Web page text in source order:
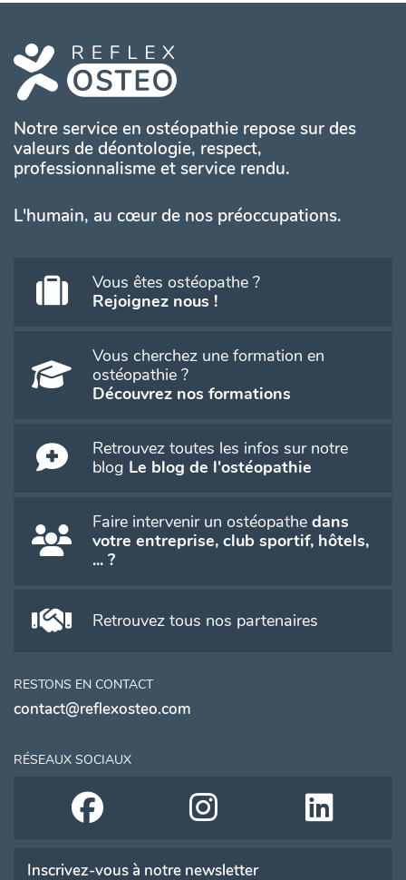
Notre service en ostéopathie repose sur des
valeurs de déontologie, respect,
professionnalisme et service rendu.
L'humain, au cœur de nos préoccupations.
Vous êtes ostéopathe ?
Rejoignez nous !
Vous cherchez une formation en
ostéopathie ?
Découvrez nos formations
Retrouvez toutes les infos sur notre
blog Le blog de l'ostéopathie
Faire intervenir un ostéopathe dans
votre entreprise, club sportif, hôtels,
... ?
Retrouvez tous nos partenaires
RESTONS EN CONTACT
contact@reflexosteo.com
RÉSEAUX SOCIAUX
Inscrivez-vous à notre newsletter